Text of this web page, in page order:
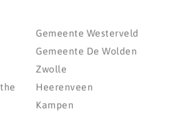
Gemeente Westerveld
Gemeente De Wolden
Zwolle
Heerenveen
Kampen